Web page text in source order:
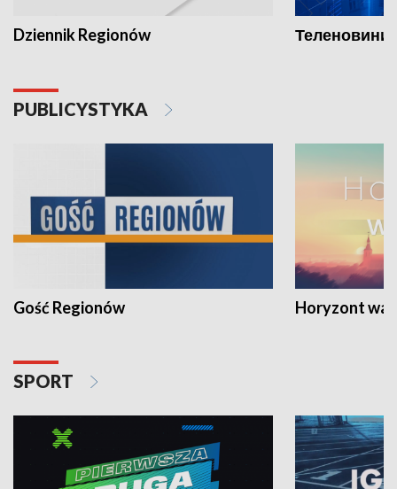
Dziennik Regionów Теленовини
PUBLICYSTYKA
Gość Regionów Horyzont
SPORT